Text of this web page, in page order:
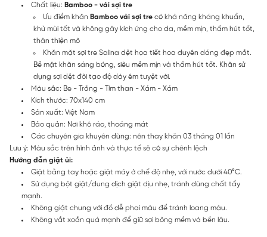
Chất liệu: Bamboo - vải sợi tre
Ưu điểm khăn Bamboo vải sợi tre có khả năng kháng khuẩn,
khử mùi tốt và không gây kích ứng cho da, mềm mịn, thấm hút tốt,
thân thiện mô
Khăn mặt sợi tre Salina dệt họa tiết hoa duyên dáng đẹp mắt.
Bề mặt khăn sáng bóng, siêu mềm mịn và thấm hút tốt. Khăn sử
dụng sợi dệt đôi tạo độ dày êm tuyệt vời.
Màu sắc: Be - Trắng - Tím than - Xám - Xám
Kích thước: 70x140 cm
Sản xuất: Việt Nam
Bảo quản: Nơi khô ráo, thoáng mát
Các chuyên gia khuyên dùng: nên thay khăn 03 tháng 01 lần
Lưu ý: Màu sắc trên hình ảnh và thực tế sẽ có sự chênh lệch
Hướng dẫn giặt ủi:
Giặt bằng tay hoặc giặt máy ở chế độ nhẹ, với nước dưới 40°C.
Sử dụng bột giặt/dung dịch giặt dịu nhẹ, tránh dùng chất tẩy
mạnh.
Không giặt chung với đồ dễ phai màu để tránh loang màu.
Không vắt xoắn quá mạnh để giữ sợi bông mềm và bền lâu.